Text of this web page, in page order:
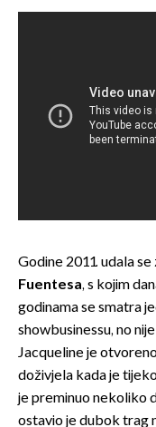
Godine 2011. udala
Fuentesa, s kojim
godinama se smatra
showbusinessu, no
Jacqueline je
doživjela kada je
je preminuo nekoliko
ostavio je dubok trag